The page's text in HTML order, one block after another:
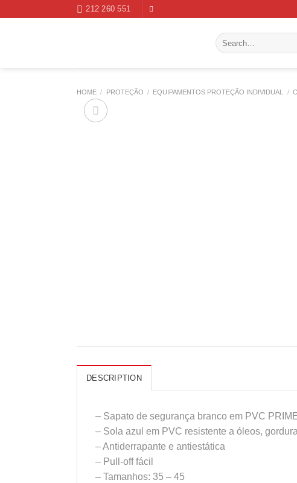
212 260 551
Search
for:
HOME / PROTEÇÃO / EQUIPAMENTOS PROTEÇÃO INDIVIDUAL /
DESCRIPTION
– Sapato de segurança branco em PVC
– Sola azul em PVC resistente a óleos,
– Antiderrapante e antiestática
– Pull-off fácil
– Tamanhos: 35 – 45